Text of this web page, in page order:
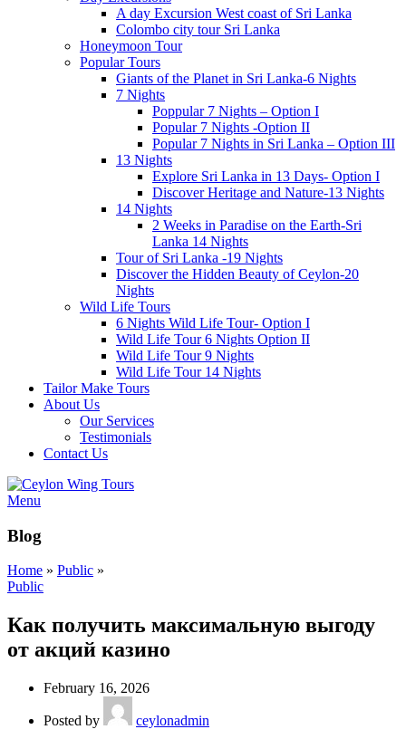
A day Excursion West coast of Sri Lanka
Colombo city tour Sri Lanka
Honeymoon Tour
Popular Tours
Giants of the Planet in Sri Lanka-6 Nights
7 Nights
Poppular 7 Nights – Option I
Popular 7 Nights -Option II
Popular 7 Nights in Sri Lanka – Option III
13 Nights
Explore Sri Lanka in 13 Days- Option I
Discover Heritage and Nature-13 Nights
14 Nights
2 Weeks in Paradise on the Earth-Sri
Lanka 14 Nights
Tour of Sri Lanka -19 Nights
Discover the Hidden Beauty of Ceylon-20
Nights
Wild Life Tours
6 Nights Wild Life Tour- Option I
Wild Life Tour 6 Nights Option II
Wild Life Tour 9 Nights
Wild Life Tour 14 Nights
Tailor Make Tours
About Us
Our Services
Testimonials
Contact Us
Menu
Blog
Home » Public »
Public
Как получить максимальную выгоду
от акций казино
February 16, 2026
Posted by ceylonadmin